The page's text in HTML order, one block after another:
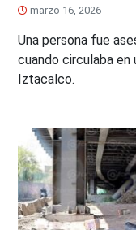
marzo 16, 2026
Una persona fue
cuando circulaba en
Iztacalco.